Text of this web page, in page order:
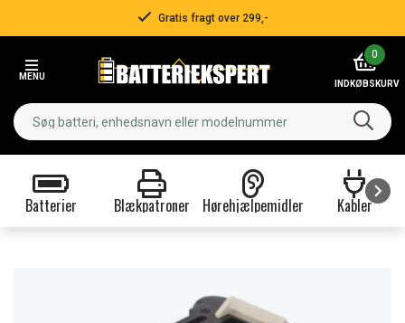
Gratis fragt over 299,-
MENU
0
INDKØBSKURV
Batterier Blækpatroner Hørehjælpemidler Kabler